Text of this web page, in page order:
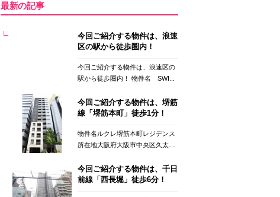
最新の記事
今回ご紹介する物件は、浪速
区の駅から徒歩圏内！
今回ご紹介する物件は、浪速区の
駅から徒歩圏内！ 物件名 SWI...
今回ご紹介する物件は、堺筋
線「堺筋本町」徒歩1分！
物件名ルクレ堺筋本町レジデンス
所在地大阪府大阪市中央区久太
今回ご紹介する物件は、千日
前線「西長堀」徒歩6分！